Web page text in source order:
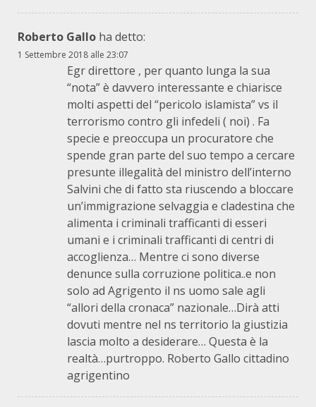
Roberto Gallo ha detto:
1 Settembre 2018 alle 23:07
Egr direttore , per quanto lunga la sua
“nota” è davvero interessante e chiarisce
molti aspetti del “pericolo islamista” vs il
terrorismo contro gli infedeli ( noi) . Fa
specie e preoccupa un procuratore che
spende gran parte del suo tempo a cercare
presunte illegalità del ministro dell’interno
Salvini che di fatto sta riuscendo a bloccare
un’immigrazione selvaggia e cladestina che
alimenta i criminali trafficanti di esseri
umani e i criminali trafficanti di centri di
accoglienza… Mentre ci sono diverse
denunce sulla corruzione politica..e non
solo ad Agrigento il ns uomo sale agli
“allori della cronaca” nazionale…Dirà atti
dovuti mentre nel ns territorio la giustizia
lascia molto a desiderare… Questa è la
realtà…purtroppo. Roberto Gallo cittadino
agrigentino